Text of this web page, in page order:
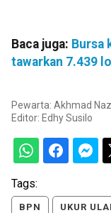
Baca juga: Bursa
tawarkan 7.439
Pewarta: Akhmad
Editor: Edhy Susilo
Tags:
BPN UKUR